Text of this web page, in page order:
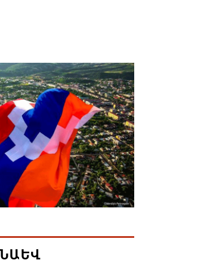
ՆՇԵԼՈՒ ՏԱՇՏՈՒՆ
Գևորգ Փարսյանի
գյուղական